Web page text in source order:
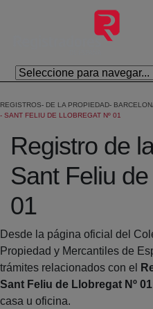
Salta al contingut principal
REGISTROS DE LA PROPIEDAD
SANT FELIU DE LLOBREGAT Nº 01
Registro de
Sant Feliu
01
Desde la página oficial del
Propiedad y Mercantiles de
trámites relacionados con el
Sant Feliu de Llobregat Nº 01
casa u oficina.